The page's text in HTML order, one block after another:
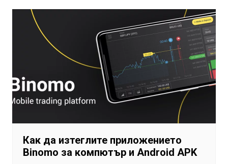
Как да изтеглите приложението
Binomo за компютър и Android APK